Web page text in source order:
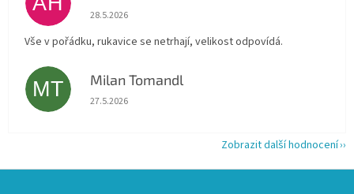
Hodnocení obchodu je 5 z 5 hvězdiček.
28.5.2026
Vše v pořádku, rukavice se netrhají, velikost odpovídá.
MT Milan Tomandl
Hodnocení obchodu je 5 z 5 hvězdiček.
27.5.2026
Zobrazit další hodnocení